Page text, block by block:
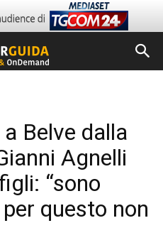
Belve dalla
Agnelli
“sono
questo non